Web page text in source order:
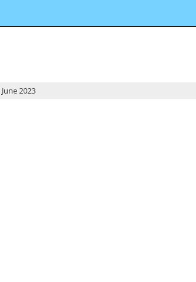
2023